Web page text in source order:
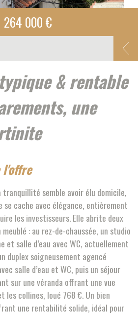
264 000 €
une
l'offre
tranquillité semble avoir élu domicile,
cache avec élégance, entièrement
les investisseurs. Elle abrite deux
: au rez-de-chaussée, un studio
et salle d’eau avec WC, actuellement
duplex soigneusement agencé
salle d’eau et WC, puis un séjour
sur une véranda offrant une vue
les collines, loué 768 €. Un bien
une rentabilité solide, idéal pour